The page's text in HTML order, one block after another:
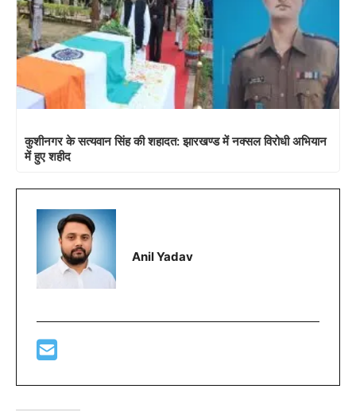
कुशीनगर के सत्यवान सिंह की शहादत: झारखण्ड में नक्सल विरोधी अभियान
में हुए शहीद
Anil Yadav